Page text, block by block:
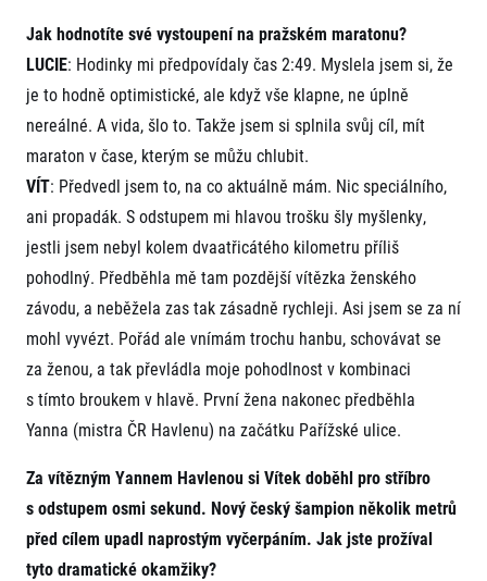
Mobilní aplikace RunCzech
Stáhněte si mobilní aplikaci RunCzech.
Running Doctors
Náš tým
Naši partneři
Historie
Pro veřejnost
FAQ (Často kladené dotazy)
Oznámení fúze
Dárkové poukazy
Šablony k dárkovému poukazu ke stažení
Pro média
Aktuality
Akreditace a vše k závodům
Tiskové zprávy
Poznámky pro editory
Magazíny
RunCzech
Kariéra
All Runners Are Beautiful
RunCzech Racing
Ekofilozofie
Running Mall
Vítejte v Running Mall
Kalendář
Individuální trénink
Skupinové tréninky
Firemní tréninky
Titulární partneři
Jak hodnotíte své vystoupení na pražském maratonu?
LUCIE: Hodinky mi předpovídaly čas 2:49. Myslela jsem si, že
je to hodně optimistické, ale když vše klapne, ne úplně
nereálné. A vida, šlo to. Takže jsem si splnila svůj cíl, mít
maraton v čase, kterým se můžu chlubit.
VÍT: Předvedl jsem to, na co aktuálně mám. Nic speciálního,
ani propadák. S odstupem mi hlavou trošku šly myšlenky,
jestli jsem nebyl kolem dvaatřicátého kilometru příliš
pohodlný. Předběhla mě tam pozdější vítězka ženského
závodu, a neběžela zas tak zásadně rychleji. Asi jsem se za ní
mohl vyvézt. Pořád ale vnímám trochu hanbu, schovávat se
za ženou, a tak převládla moje pohodlnost v kombinaci
s tímto broukem v hlavě. První žena nakonec předběhla
Yanna (mistra ČR Havlenu) na začátku Pařížské ulice.
Za vítězným Yannem Havlenou si Vítek doběhl pro stříbro
s odstupem osmi sekund. Nový český šampion několik metrů
před cílem upadl naprostým vyčerpáním. Jak jste prožíval
tyto dramatické okamžiky?